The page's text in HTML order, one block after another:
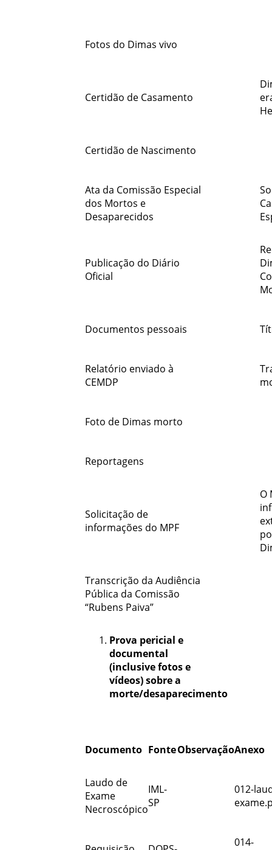
Fotos do Dimas vivo
Certidão de Casamento
Certidão de Nascimento
Ata da Comissão Especial
dos Mortos e
Desaparecidos
Publicação do Diário
Oficial
Documentos pessoais
Relatório enviado à
CEMDP
Foto de Dimas morto
Reportagens
Solicitação de
informações do MPF
O
Transcrição da Audiência
Pública da Comissão
“Rubens Paiva”
Prova pericial e
documental
(inclusive fotos e
vídeos) sobre a
morte/desaparecimento
Documento FonteObservaçãoAnexo
Laudo de
Exame
Necroscópico
IML-
SP
012-
014-